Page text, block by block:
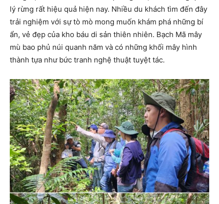
lý rừng rất hiệu quả hiện nay. Nhiều du khách tìm đến đây
trải nghiệm với sự tò mò mong muốn khám phá những bí
ẩn, vẻ đẹp của kho báu di sản thiên nhiên. Bạch Mã mây
mù bao phủ núi quanh năm và có những khối mây hình
thành tựa như bức tranh nghệ thuật tuyệt tác.